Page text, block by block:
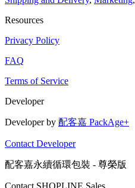
Resources
Privacy Policy
FAQ
Terms of Service
Developer
Developer by 配客嘉 PackAge+
Contact Developer
配客嘉永續循環包裝 - 尊榮版
Contact SHOPLINE Sales